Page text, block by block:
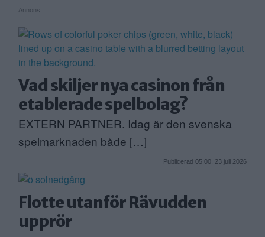
Annons:
Vad skiljer nya casinon från
etablerade spelbolag?
EXTERN PARTNER. Idag är den svenska
spelmarknaden både […]
Publicerad 05:00, 23 juli 2026
Flotte utanför Rävudden
upprör